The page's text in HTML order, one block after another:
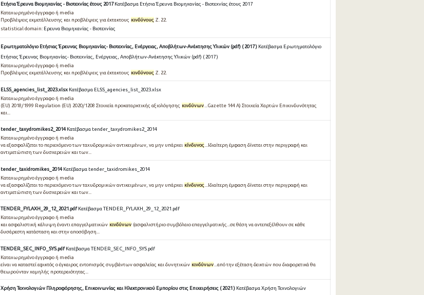
Ετήσια Έρευνα Βιομηχανίας - Βιοτεχνίας έτους 2017 Κατέβασμα Ετήσια Έρευνα Βιομηχανίας - Βιοτεχνίας έτους 2017
Καταχωρημένο έγγραφο ή media
Προβλέψεις εκμετάλλευσης και προβλέψεις για έκτακτους κινδύνους Ζ. 22.
statistical domain: Ερευνα Βιομηχανίας - Βιοτεχνίας
Ερωτηματολόγιο Ετήσιας Έρευνας Βιομηχανίας- Βιοτεχνίας, Ενέργειας, Αποβλήτων-Ανάκτησης Υλικών (pdf) ( 2017 ) Κατέβασμα Ερωτηματολόγιο
Ετήσιας Έρευνας Βιομηχανίας- Βιοτεχνίας, Ενέργειας, Αποβλήτων-Ανάκτησης Υλικών (pdf) ( 2017 )
Καταχωρημένο έγγραφο ή media
Προβλέψεις εκμετάλλευσης και προβλέψεις για έκτακτους κινδύνους Ζ. 22.
ELSS_agencies_list_2023.xlsx Κατέβασμα ELSS_agencies_list_2023.xlsx
Καταχωρημένο έγγραφο ή media
(EU) 2018/1999 Regulation (EU) 2020/1208 Στοιχεία προκαταρκτικής αξιολόγησης κινδύνων ...Gazette 144 Α) Στοιχεία Χαρτών Επικινδυνότητας
και...
tender_taxydromikes2_2014 Κατέβασμα tender_taxydromikes2_2014
Καταχωρημένο έγγραφο ή media
να εξασφαλίζεται το περιεχόμενο των ταχυδρομικών αντικειμένων, να μην υπάρχει κίνδυνος...Ιδιαίτερη έμφαση δίνεται στην περιγραφή και
αντιμετώπιση των δυσχερειών και των...
tender_taxidromikes_2014 Κατέβασμα tender_taxidromikes_2014
Καταχωρημένο έγγραφο ή media
να εξασφαλίζεται το περιεχόμενο των ταχυδρομικών αντικειμένων, να μην υπάρχει κίνδυνος ...Ιδιαίτερη έμφαση δίνεται στην περιγραφή και
αντιμετώπιση των δυσχερειών και των...
TENDER_FYLAXH_29_12_2021.pdf Κατέβασμα TENDER_FYLAXH_29_12_2021.pdf
Καταχωρημένο έγγραφο ή media
και ασφαλιστική κάλυψη έναντι επαγγελματικών κινδύνων (ασφαλιστήριο συμβόλαιο επαγγελματικής...σε θέση να αντεπεξέλθουν σε κάθε
δυσάρεστη κατάσταση και στην αποσόβηση...
TENDER_SEC_INFO_SYS.pdf Κατέβασμα TENDER_SEC_INFO_SYS.pdf
Καταχωρημένο έγγραφο ή media
είναι να καταστεί εφικτός ο έγκαιρος εντοπισμός συμβάντων ασφαλείας και δυνητικών κινδύνων ...από την εξέταση δεικτών που διαφορετικά θα
θεωρούνταν χαμηλής προτεραιότητας...
Χρήση Τεχνολογιών Πληροφόρησης, Επικοινωνίας και Ηλεκτρονικού Εμπορίου στις Επιχειρήσεις ( 2021 ) Κατέβασμα Χρήση Τεχνολογιών